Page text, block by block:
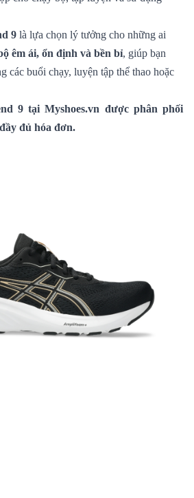
9 là lựa chọn lý tưởng cho những ai
êm ái, ổn định và bền bỉ, giúp bạn
các buổi chạy, luyện tập thể thao hoặc
9tại Myshoes.vn được phân phối
đủ hóa đơn.